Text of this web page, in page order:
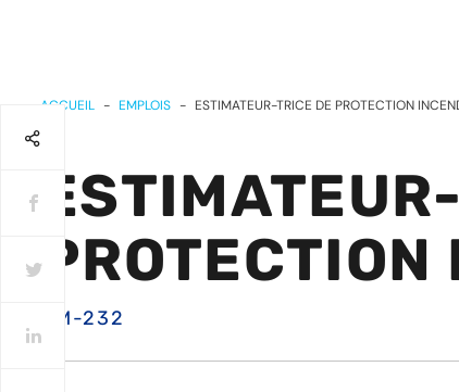
ACCUEIL - EMPLOIS - ESTIMATEUR-TRICE DE PROTECTION
PROTECTION
VM-232